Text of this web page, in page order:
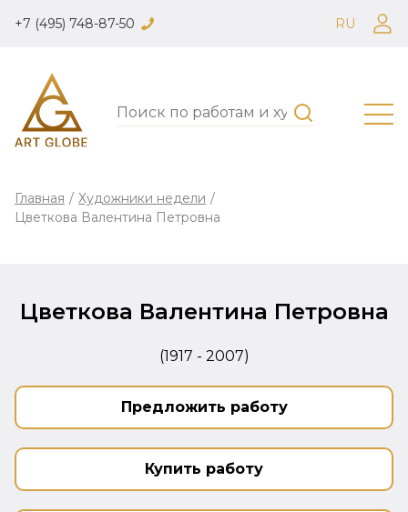
+7 (495) 748-87-50 RU
Главная / Художники недели /
Цветкова Валентина Петровна
Цветкова Валентина Петровна
(1917 - 2007)
Предложить работу
Купить работу